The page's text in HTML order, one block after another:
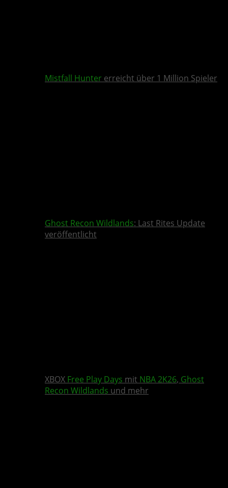
Mistfall Hunter erreicht über 1 Million Spieler
Ghost Recon Wildlands: Last Rites Update
veröffentlicht
XBOX Free Play Days mit NBA 2K26, Ghost
Recon Wildlands und mehr